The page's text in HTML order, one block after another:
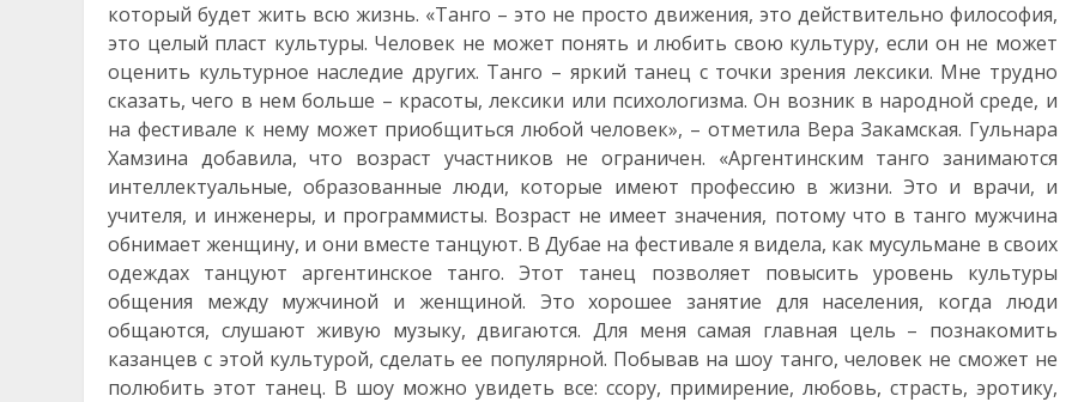
который будет жить всю жизнь. «Танго – это не просто движения, это действительно философия,
это целый пласт культуры. Человек не может понять и любить свою культуру, если он не может
оценить культурное наследие других. Танго – яркий танец с точки зрения лексики. Мне трудно
сказать, чего в нем больше – красоты, лексики или психологизма. Он возник в народной среде, и
на фестивале к нему может приобщиться любой человек», – отметила Вера Закамская. Гульнара
Хамзина добавила, что возраст участников не ограничен. «Аргентинским танго занимаются
интеллектуальные, образованные люди, которые имеют профессию в жизни. Это и врачи, и
учителя, и инженеры, и программисты. Возраст не имеет значения, потому что в танго мужчина
обнимает женщину, и они вместе танцуют. В Дубае на фестивале я видела, как мусульмане в своих
одеждах танцуют аргентинское танго. Этот танец позволяет повысить уровень культуры
общения между мужчиной и женщиной. Это хорошее занятие для населения, когда люди
общаются, слушают живую музыку, двигаются. Для меня самая главная цель – познакомить
казанцев с этой культурой, сделать ее популярной. Побывав на шоу танго, человек не сможет не
полюбить этот танец. В шоу можно увидеть все: ссору, примирение, любовь, страсть, эротику,